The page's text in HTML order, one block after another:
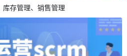
库存管理、销售管理